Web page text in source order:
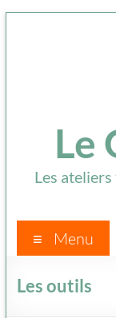
Le
Les
Menu
Les outils